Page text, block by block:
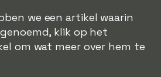
we een artikel waarin
klik op het
om wat meer over hem te